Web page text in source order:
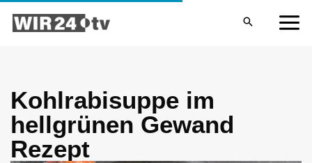
Inhalt
Kohlrabisuppe im
hellgrünen Gewand
Rezept